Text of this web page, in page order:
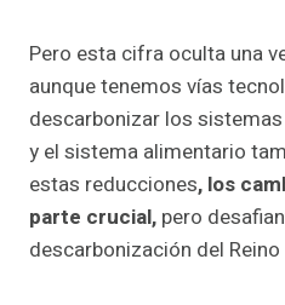
Pero esta cifra oculta una
aunque tenemos vías
descarbonizar los
y el sistema alimentario
estas reducciones, los
parte crucial, pero
descarbonización del Reino